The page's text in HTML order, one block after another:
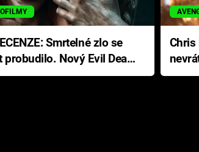
probudilo. Nový Evil Dead
s neodolatelnou
Chris